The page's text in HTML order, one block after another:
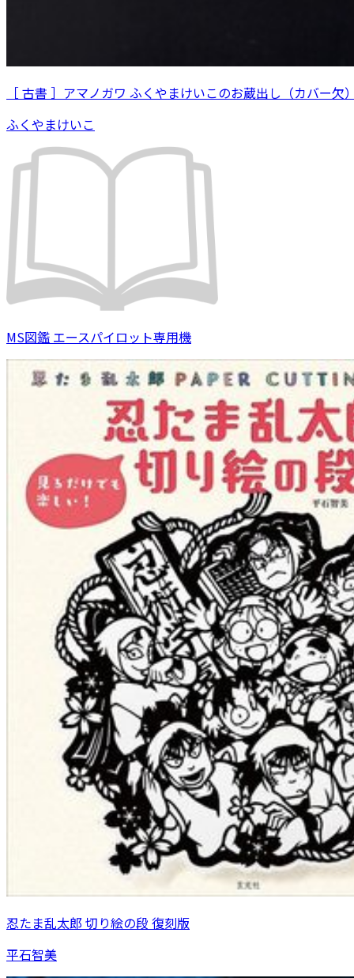
［ 古書 ］アマノガワ ふくやまけいこのお蔵出し（カバー欠
ふくやまけいこ
MS図鑑 エースパイロット専用機
忍たま乱太郎 切り絵の段 復刻版
平石智美